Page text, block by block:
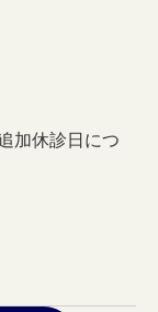
加休診日につ